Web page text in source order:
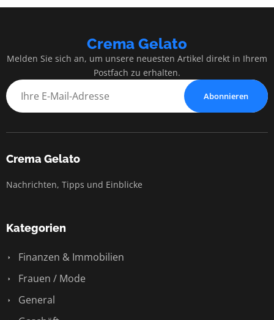
Crema Gelato
Melden Sie sich an, um unsere neuesten Artikel direkt in Ihrem
Postfach zu erhalten.
Abonnieren
Crema Gelato
Nachrichten, Tipps und Einblicke
Kategorien
Finanzen & Immobilien
Frauen / Mode
General